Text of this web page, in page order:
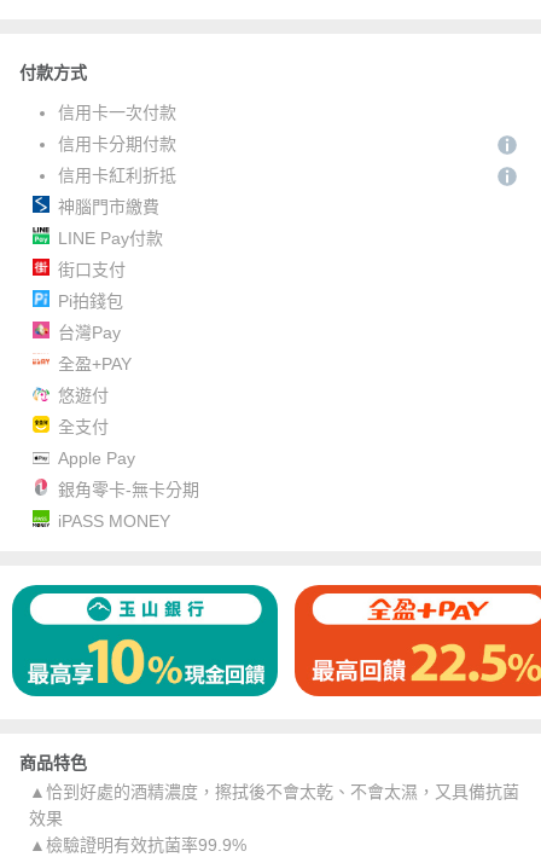
付款方式
信用卡一次付款
信用卡分期付款
信用卡紅利折抵
神腦門市繳費
LINE Pay付款
街口支付
Pi拍錢包
台灣Pay
全盈+PAY
悠遊付
全支付
Apple Pay
銀角零卡-無卡分期
iPASS MONEY
商品特色
▲恰到好處的酒精濃度，擦拭後不會太乾、不會太濕，又具備抗菌
效果
▲檢驗證明有效抗菌率99.9%